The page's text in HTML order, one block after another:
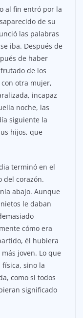
al fin entró por la
de su
las palabras
iba. Después de
de haber
de los
otra mujer,
incapaz
noche, las
siguiente la
hijos, que
terminó en el
del corazón.
abajo. Aunque
le daban
cómo era
él hubiera
joven. Lo que
sino la
como si todos
significado